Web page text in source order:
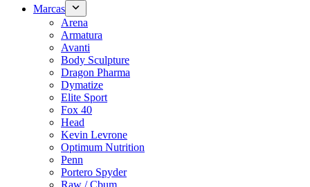
Marcas
Arena
Armatura
Avanti
Body Sculpture
Dragon Pharma
Dymatize
Elite Sport
Fox 40
Head
Kevin Levrone
Optimum Nutrition
Penn
Portero Spyder
Raw / Cbum